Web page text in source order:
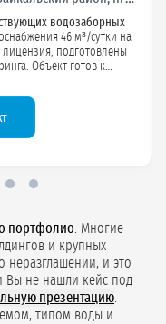
запасов подземных
станцию
портфолио . Многие
и крупных
неразглашении, и это
Вы не нашли кейс под
презентацию
типом воды и